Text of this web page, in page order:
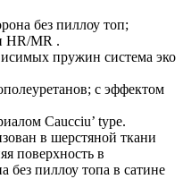
без пиллоу топ;
HR/MR .
пружин система эко
с эффектом
Сaucciu’ type.
в шерстяной ткани
поверхность в
без пиллоу топа в сатине